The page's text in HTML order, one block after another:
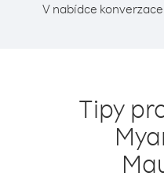
V nabídce
Tipy